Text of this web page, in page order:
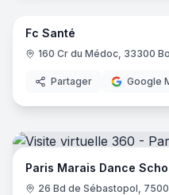
Fc Santé
160 Cr du Médoc, 33300
Partager Google
Paris Marais Dance
26 Bd de Sébastopol,